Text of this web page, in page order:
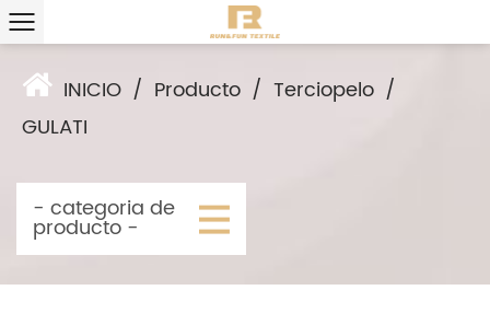
INICIO / Producto / Terciopelo /
GULATI
- categoria de
producto -